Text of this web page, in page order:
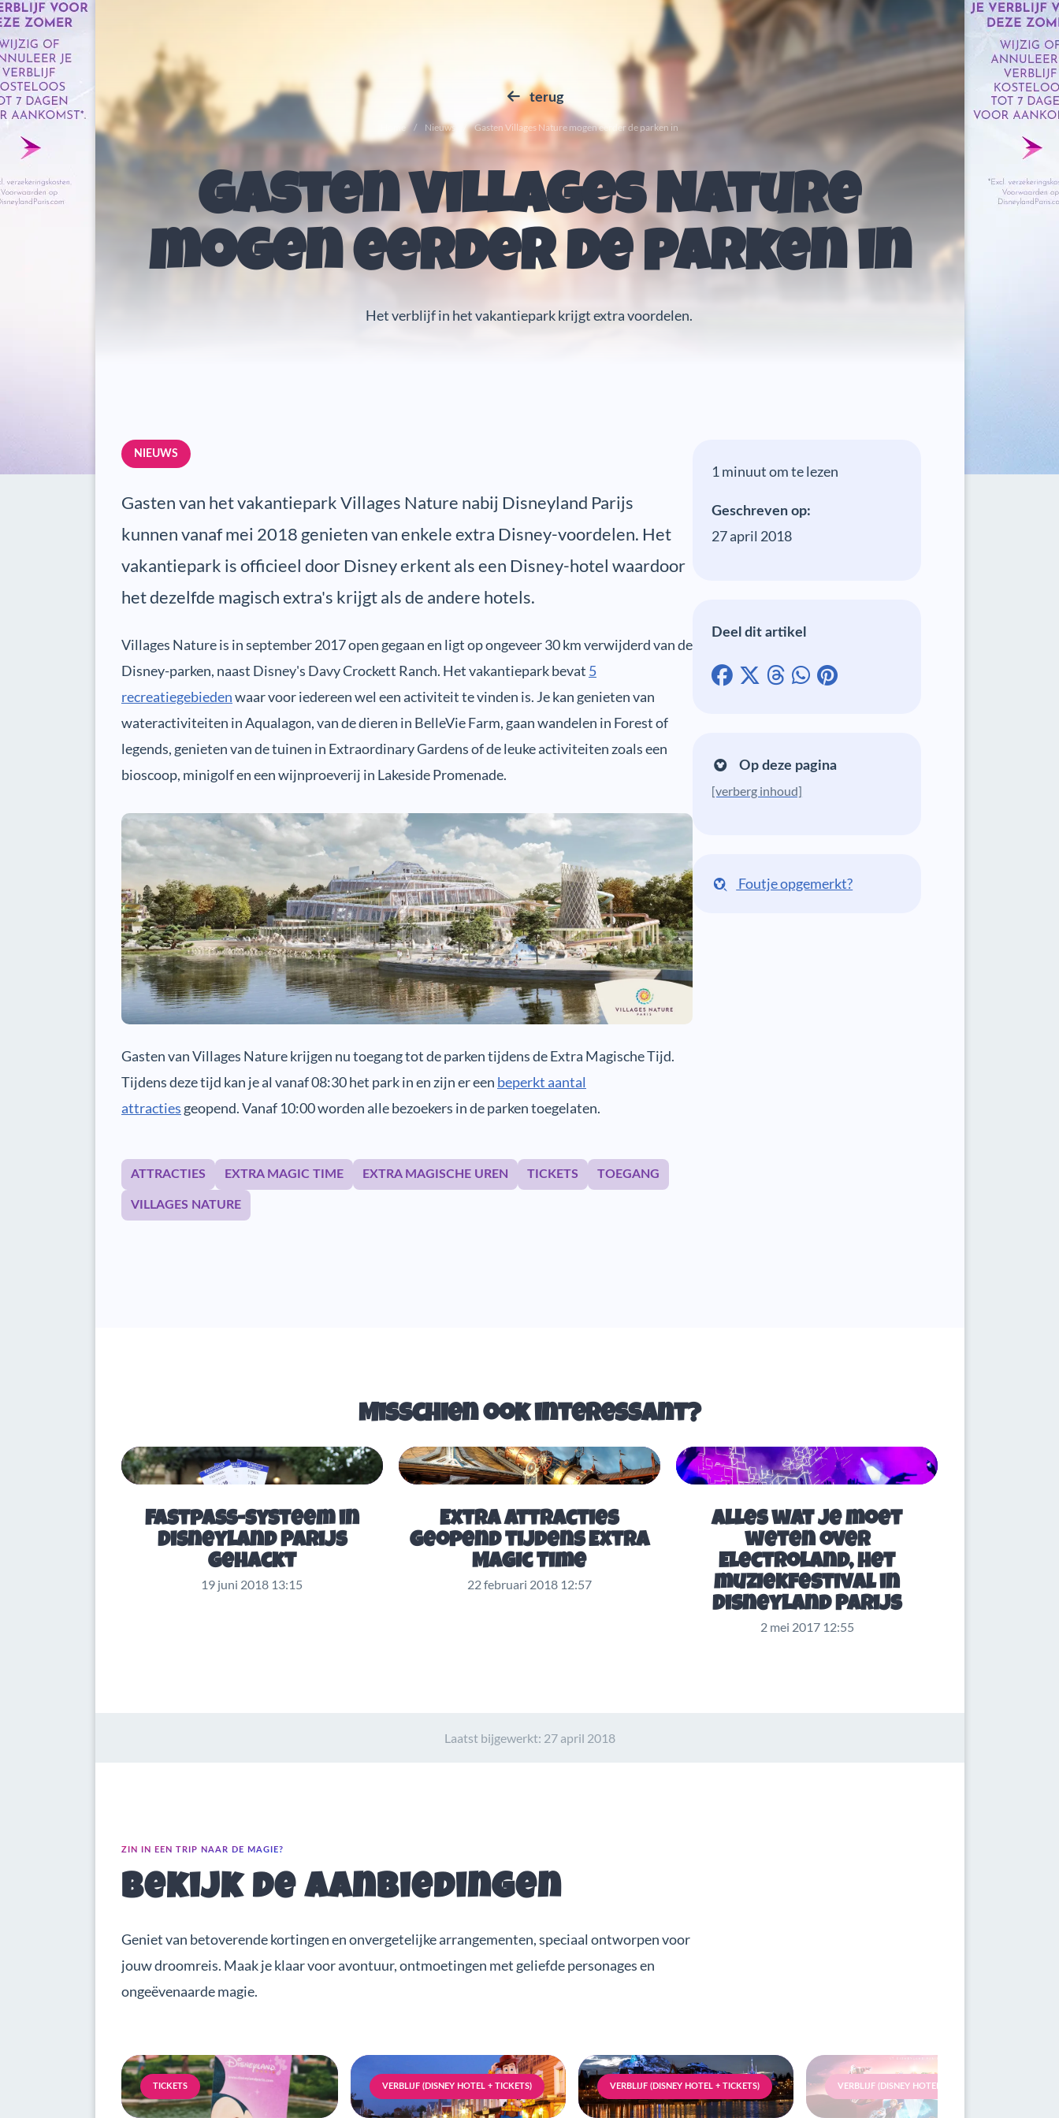
terug
Home Nieuws Gasten Villages Nature mogen eerder de parken in
Gasten Villages Nature
mogen eerder de parken in
Het verblijf in het vakantiepark krijgt extra voordelen.
1 minuut om te lezen
Geschreven op:
27 april 2018
Deel dit artikel
Op deze pagina
[verberg inhoud]
Foutje opgemerkt?
NIEUWS
Gasten van het vakantiepark Villages Nature nabij Disneyland Parijs
kunnen vanaf mei 2018 genieten van enkele extra Disney-voordelen. Het
vakantiepark is officieel door Disney erkent als een Disney-hotel waardoor
het dezelfde magisch extra's krijgt als de andere hotels.
Villages Nature is in september 2017 open gegaan en ligt op ongeveer 30 km verwijderd van de
Disney-parken, naast Disney's Davy Crockett Ranch. Het vakantiepark bevat 5
recreatiegebiedenwaar voor iedereen wel een activiteit te vinden is. Je kan genieten van
wateractiviteiten in Aqualagon, van de dieren in BelleVie Farm, gaan wandelen in Forest of
legends, genieten van de tuinen in Extraordinary Gardens of de leuke activiteiten zoals een
bioscoop, minigolf en een wijnproeverij in Lakeside Promenade.
Gasten van Villages Nature krijgen nu toegang tot de parken tijdens de Extra Magische Tijd.
Tijdens deze tijd kan je al vanaf 08:30 het park in en zijn er een beperkt aantal
attracties geopend. Vanaf 10:00 worden alle bezoekers in de parken toegelaten.
ATTRACTIES EXTRA MAGIC TIME EXTRA MAGISCHE UREN TICKETS TOEGANG
VILLAGES NATURE
Misschien ook interessant?
Fastpass-systeem in
Disneyland Parijs
gehackt
19 juni 2018 13:15
Extra attracties
geopend tijdens Extra
Magic Time
22 februari 2018 12:57
Alles wat je moet
weten over
Electroland, het
muziekfestival in
Disneyland Parijs
2 mei 2017 12:55
Laatst bijgewerkt: 27 april 2018
ZIN IN EEN TRIP NAAR DE MAGIE?
Bekijk de aanbiedingen
Geniet van betoverende kortingen en onvergetelijke arrangementen, speciaal ontworpen voor
jouw droomreis. Maak je klaar voor avontuur, ontmoetingen met geliefde personages en
ongeëvenaarde magie.
TICKETS VERBLIJF (DISNEY HOTEL + TICKETS) VERBLIJF (DISNEY HOTEL + TICKETS) VERBLIJF (DISNEY HOTEL + TICKETS)